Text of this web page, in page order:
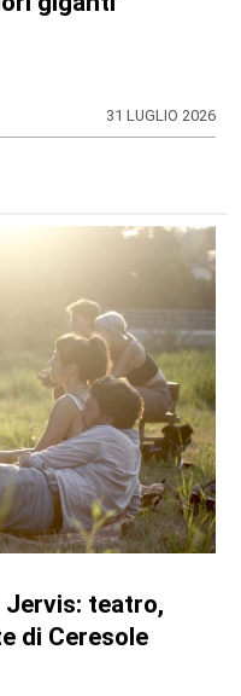
31 LUGLIO 2026
Jervis: teatro,
di Ceresole